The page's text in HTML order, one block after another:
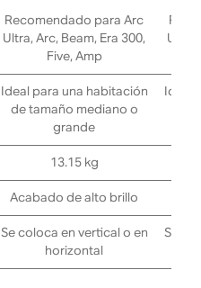
Recomendado para Arc
Ultra, Arc, Beam, Era 300,
Five, Amp
Ideal para una habitación
de tamaño mediano o
grande
13.15 kg
Acabado de alto brillo
Se coloca en vertical o en
horizontal
Ultra,
Ideal
Se